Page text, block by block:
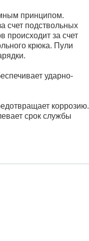
принципом.
счет подствольных
происходит за счет
крюка. Пули
ударно-
коррозию.
срок службы